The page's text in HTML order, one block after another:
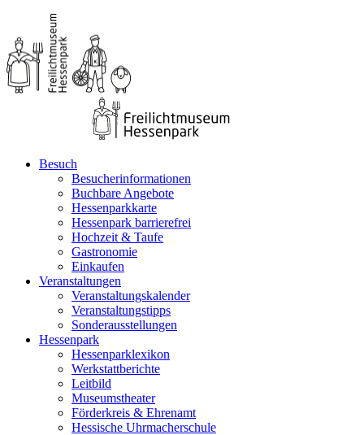
Besuch
Besucherinformationen
Buchbare Angebote
Hessenparkkarte
Hessenpark barrierefrei
Hochzeit & Taufe
Gastronomie
Einkaufen
Veranstaltungen
Veranstaltungskalender
Veranstaltungstipps
Sonderausstellungen
Hessenpark
Hessenparklexikon
Werkstattberichte
Leitbild
Museumstheater
Förderkreis & Ehrenamt
Hessische Uhrmacherschule